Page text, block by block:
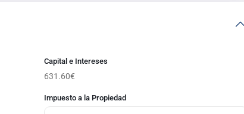
Capital e Intereses
631.60€
Impuesto a la Propiedad